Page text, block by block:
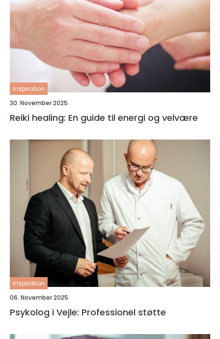
inspiration
30. November 2025
Reiki healing: En guide til energi og velvære
inspiration
06. November 2025
Psykolog i Vejle: Professionel støtte